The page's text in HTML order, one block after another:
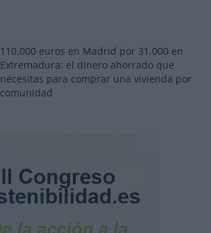
110.000 euros en Madrid por 31.000 en
Extremadura: el dinero ahorrado que
necesitas para comprar una vivienda por
comunidad